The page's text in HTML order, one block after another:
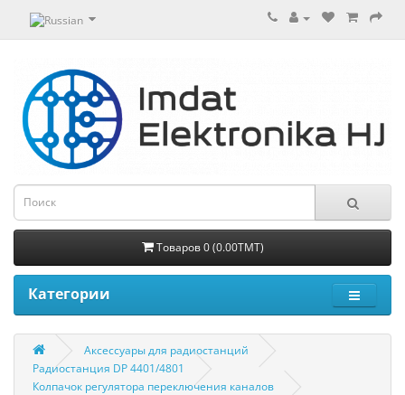
Товаров 0 (0.00TMT)
Категории
Aксессуары для радиостанций
Радиостанция DP 4401/4801
Колпачок регулятора переключения каналов